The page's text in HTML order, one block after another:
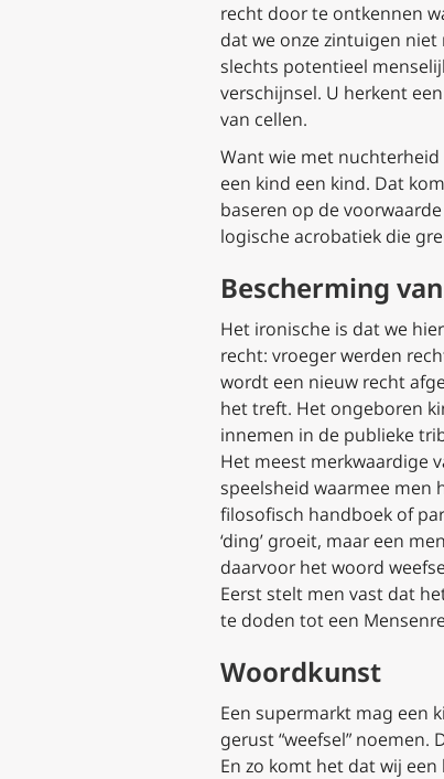
recht door te ontkennen
dat we onze zintuigen
slechts potentieel
verschijnsel. U herkent
van cellen.
Want wie met
een kind een kind. Dat
baseren op de
logische acrobatiek die
Bescherming
Het ironische is dat we
recht: vroeger werden
wordt een nieuw recht
het treft. Het ongeboren
innemen in de publieke
Het meest merkwaardige
speelsheid waarmee men
filosofisch handboek of
‘ding’ groeit, maar een
daarvoor het woord
Eerst stelt men vast dat
te doden tot een
Woordkunst
Een supermarkt mag een
gerust “weefsel”
En zo komt het dat wij